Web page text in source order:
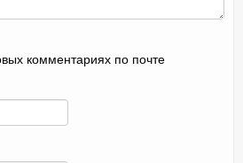
комментариях по почте